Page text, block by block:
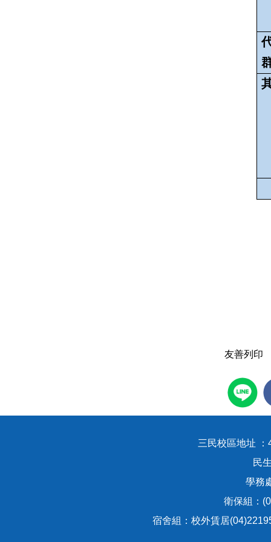
友善列印
三民校區地址
民
學務
衛保組：
宿舍組：校外賃居